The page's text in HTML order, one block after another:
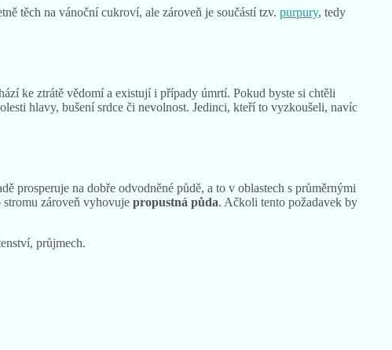
těch na vánoční cukroví, ale zároveň je součástí tzv.
ke ztrátě vědomí a existují i případy úmrtí. Pokud byste si chtěli
hlavy, bušení srdce či nevolnost. Jedinci, kteří to vyzkoušeli, navíc
prosperuje na dobře odvodněné půdě, a to v oblastech s průměrnými
zároveň vyhovuje